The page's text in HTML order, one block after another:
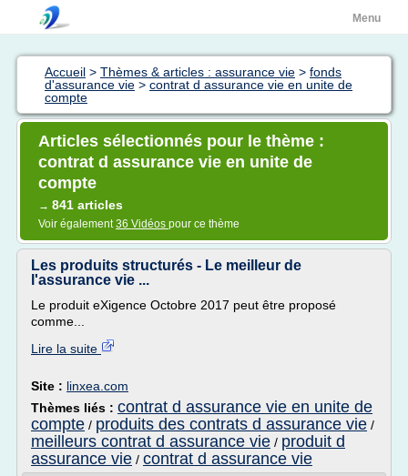
Menu
Accueil > Thèmes & articles : assurance vie > fonds
d'assurance vie > contrat d assurance vie en unite de
compte
Articles sélectionnés pour le thème :
contrat d assurance vie en unite de
compte
→ 841 articles
Voir également36 Vidéos pour ce thème
Les produits structurés - Le meilleur de
l'assurance vie ...
Le produit eXigence Octobre 2017 peut être proposé
comme...
Lire la suite
Site : linxea.com
Thèmes liés : contrat d assurance vie en unite de
compte / produits des contrats d assurance vie /
meilleurs contrat d assurance vie / produit d
assurance vie / contrat d assurance vie